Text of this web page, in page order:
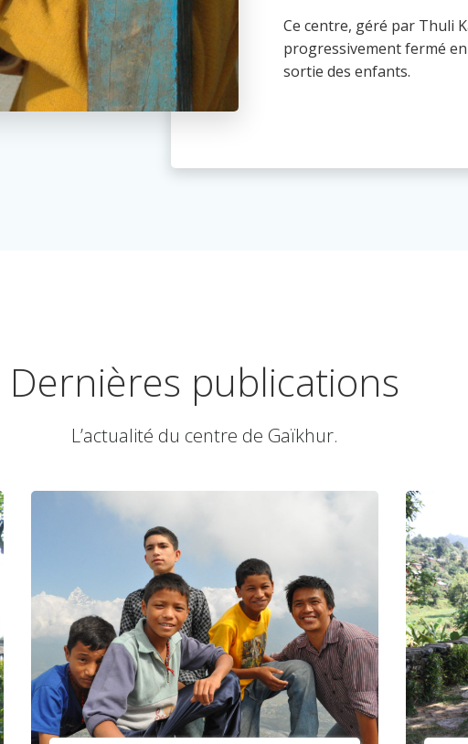
Ce centre, géré par Thuli
progressivement fermé
sortie des enfants.
Dernières publications
L’actualité du centre de Gaïkhur.